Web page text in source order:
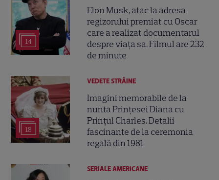
14
Elon Musk, atac la adresa
regizorului premiat cu Oscar
care a realizat documentarul
despre viața sa. Filmul are 232
de minute
18
VEDETE STRĂINE
Imagini memorabile de la
nunta Prințesei Diana cu
Prințul Charles. Detalii
fascinante de la ceremonia
regală din 1981
SERIALE AMERICANE